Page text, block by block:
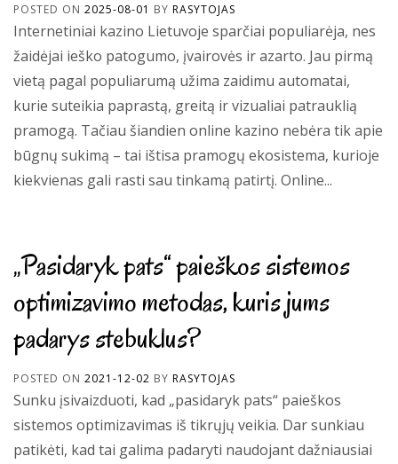
POSTED ON 2025-08-01 BY RASYTOJAS
Internetiniai kazino Lietuvoje sparčiai populiarėja, nes
žaidėjai ieško patogumo, įvairovės ir azarto. Jau pirmą
vietą pagal populiarumą užima zaidimu automatai,
kurie suteikia paprastą, greitą ir vizualiai patrauklią
pramogą. Tačiau šiandien online kazino nebėra tik apie
būgnų sukimą – tai ištisa pramogų ekosistema, kurioje
kiekvienas gali rasti sau tinkamą patirtį. Online...
„Pasidaryk pats“ paieškos sistemos
optimizavimo metodas, kuris jums
padarys stebuklus?
POSTED ON 2021-12-02 BY RASYTOJAS
Sunku įsivaizduoti, kad „pasidaryk pats“ paieškos
sistemos optimizavimas iš tikrųjų veikia. Dar sunkiau
patikėti, kad tai galima padaryti naudojant dažniausiai